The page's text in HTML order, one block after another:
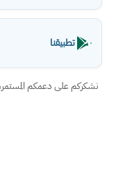
تطبيقنا
نشكركم على دعمكم